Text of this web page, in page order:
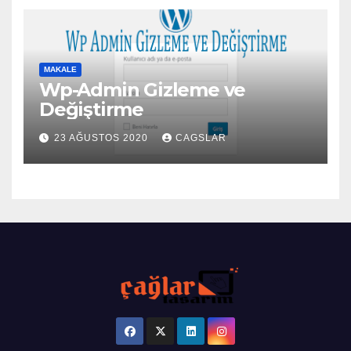
MAKALE
Wp-Admin Gizleme ve
Değiştirme
23 AĞUSTOS 2020 CAGSLAR